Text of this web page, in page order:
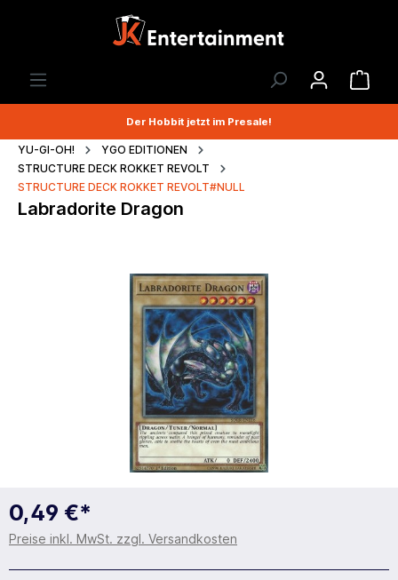
Der Hobbit jetzt im Presale!
YU-GI-OH!
YGO EDITIONEN
STRUCTURE DECK ROKKET REVOLT
STRUCTURE DECK ROKKET REVOLT#NULL
Labradorite Dragon
0,49 €*
Preise inkl. MwSt. zzgl. Versandkosten